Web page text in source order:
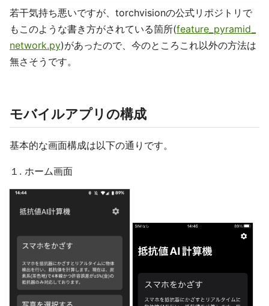
若干気持ち悪いですが、torchvisionの公式リポジトリで
もこのような書き方がされている箇所(feature_pyramid_
network.py)があったので、今のところこれ以外の方法は
無さそうです。
モバイルアプリの構成
基本的な画面構成は以下の通りです。
１. ホーム画面